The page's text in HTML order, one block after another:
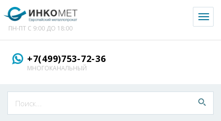
ПН-ПТ С 9:00 ДО 18:00
+7(499)753-72-36
МНОГОКАНАЛЬНЫЙ